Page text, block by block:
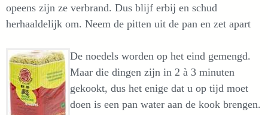
opeens zijn ze verbrand. Dus blijf erbij en schud
herhaaldelijk om. Neem de pitten uit de pan en zet apart
De noedels worden op het eind gemengd.
Maar die dingen zijn in 2 à 3 minuten
gekookt, dus het enige dat u op tijd moet
doen is een pan water aan de kook brengen.